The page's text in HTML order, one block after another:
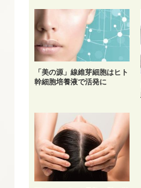
「美の源」線維芽細胞はヒト
幹細胞培養液で活発に